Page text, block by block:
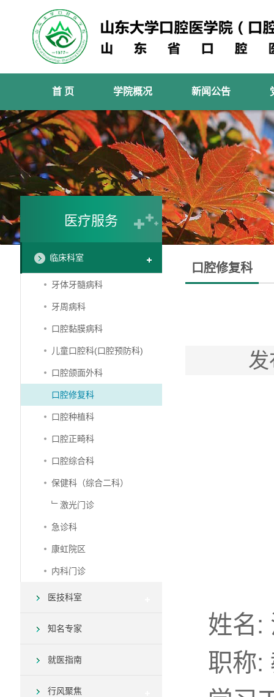
首 页 学院概况 新闻公告
医疗服务
临床科室
牙体牙髓病科
牙周病科
口腔黏膜病科
儿童口腔科(口腔预防科)
口腔颌面外科
口腔修复科
口腔种植科
口腔正畸科
口腔综合科
保健科（综合二科）
﹂激光门诊
急诊科
康虹院区
内科门诊
医技科室
知名专家
就医指南
行风聚焦
口腔修复科
姓名:
职称: